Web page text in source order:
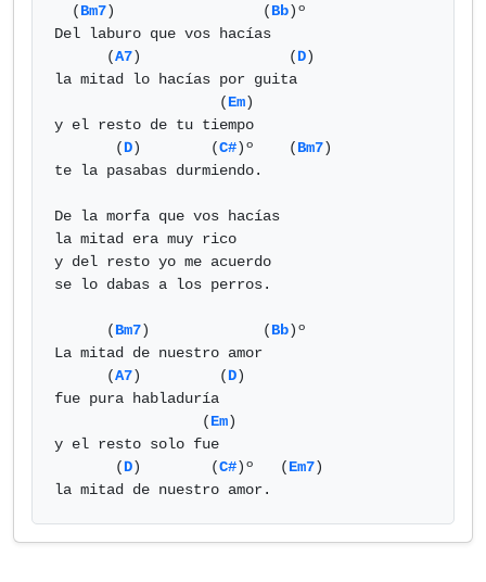
  (
Bm7)                 (Bb)º
Del laburo que vos hacías
      (
A7)                 (D)
la mitad lo hacías por guita
                   (
Em)
y el resto de tu tiempo
       (
D)        (C#)º    (Bm7)
te la pasabas durmiendo.
De la morfa que vos hacías
la mitad era muy rico
y del resto yo me acuerdo
se lo dabas a los perros.
      (
Bm7)             (Bb)º
La mitad de nuestro amor
      (
A7)         (D)
fue pura habladuría
                 (
Em)
y el resto solo fue
       (
D)        (C#)º   (Em7)
la mitad de nuestro amor.